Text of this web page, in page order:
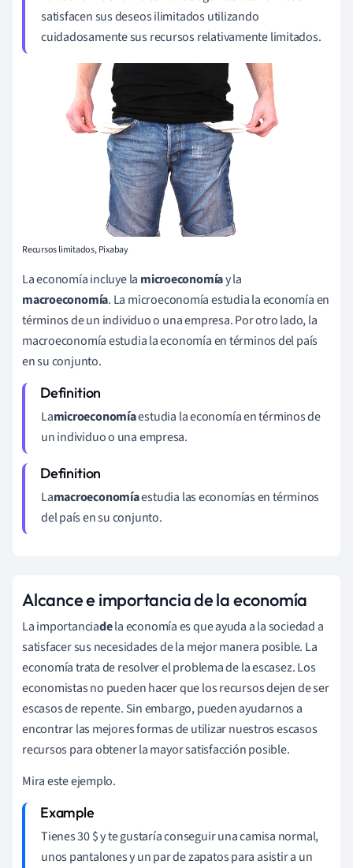
satisfacen sus deseos ilimitados utilizando
cuidadosamente sus recursos relativamente limitados.
Recursos limitados, Pixabay
La economía incluye la microeconomíay la
macroeconomía. La microeconomía estudia la economía en
términos de un individuo o una empresa. Por otro lado, la
macroeconomía estudia la economía en términos del país
en su conjunto.
Lamicroeconomíaestudia la economía en términos de
un individuo o una empresa.
Lamacroeconomíaestudia las economías en términos
del país en su conjunto.
Alcance e importancia de la economía
La importanciadela economía es que ayuda a la sociedad a
satisfacer sus necesidades de la mejor manera posible. La
economía trata de resolver el problema de la escasez. Los
economistas no pueden hacer que los recursos dejen de ser
escasos de repente. Sin embargo, pueden ayudarnos a
encontrar las mejores formas de utilizar nuestros escasos
recursos para obtener la mayor satisfacción posible.
Mira este ejemplo.
Tienes 30 $ y te gustaría conseguir una camisa normal,
unos pantalones y un par de zapatos para asistir a un